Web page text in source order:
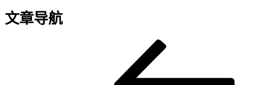
文章导航